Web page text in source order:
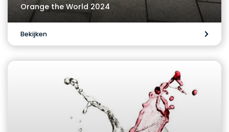
Orange the World 2024
Bekijken